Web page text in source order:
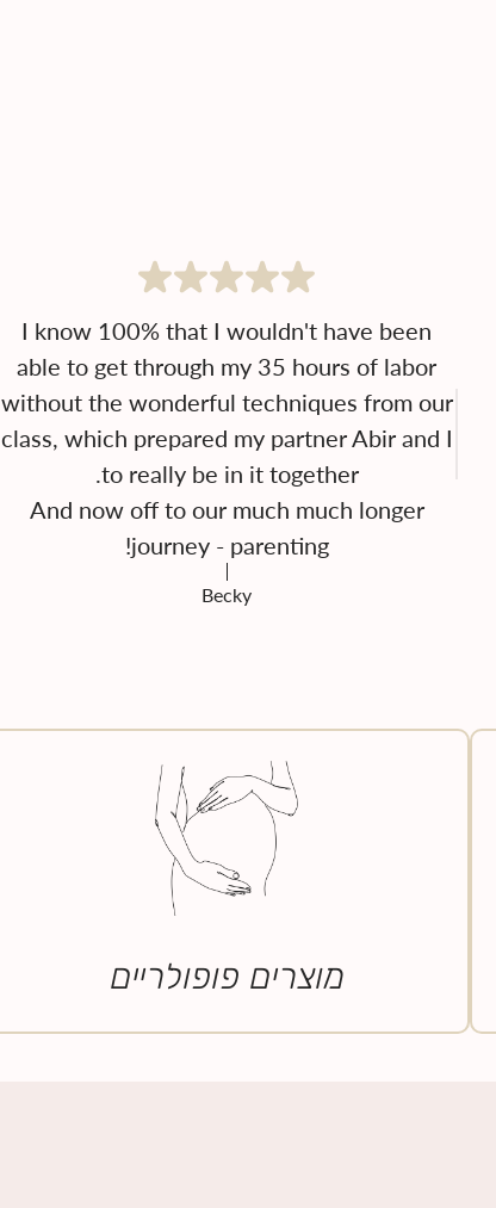
I know 100% that I wouldn't have been
able to get through my 35 hours of labor
without the wonderful techniques from our
class, which prepared my partner Abir and I
And now off to our much much longer
journey - parenting!
Becky
מוצרים פופולריים